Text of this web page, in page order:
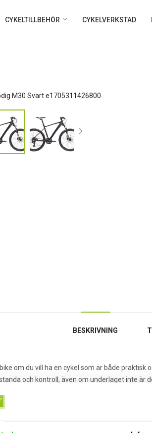
CYKELTILLBEHÖR CYKELVERKSTAD
BESKRIVNING
om du vill ha en cykel som är både
och kontroll, även om underlaget inte
kontroll. KOMPONENTER:Shimano
kvalitetscyklar för nordiska förhållande